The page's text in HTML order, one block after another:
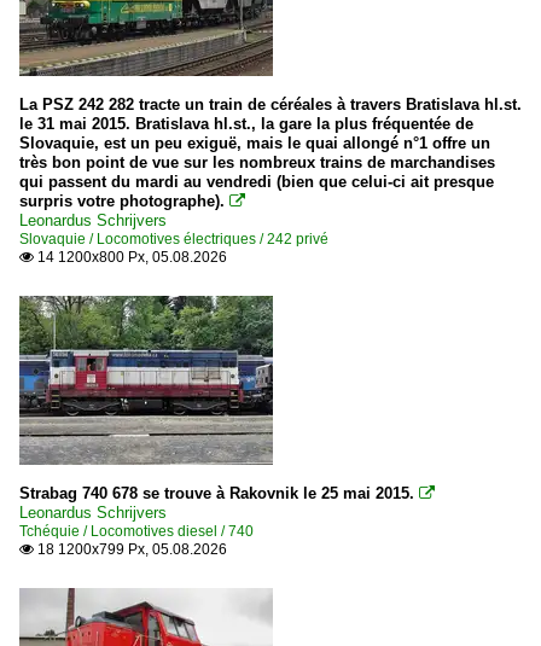
La PSZ 242 282 tracte un train de céréales à travers Bratislava hl.st.
le 31 mai 2015. Bratislava hl.st., la gare la plus fréquentée de
Slovaquie, est un peu exiguë, mais le quai allongé n°1 offre un
très bon point de vue sur les nombreux trains de marchandises
qui passent du mardi au vendredi (bien que celui-ci ait presque
surpris votre photographe). 
Leonardus Schrijvers
Slovaquie / Locomotives électriques / 242 privé
 14 1200x800 Px, 05.08.2026
Strabag 740 678 se trouve à Rakovnik le 25 mai 2015. 
Leonardus Schrijvers
Tchéquie / Locomotives diesel / 740
 18 1200x799 Px, 05.08.2026